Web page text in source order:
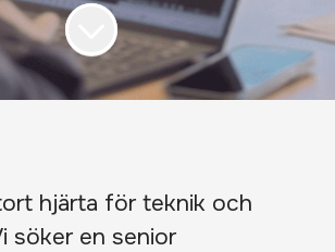
hjärta för teknik och
söker en senior